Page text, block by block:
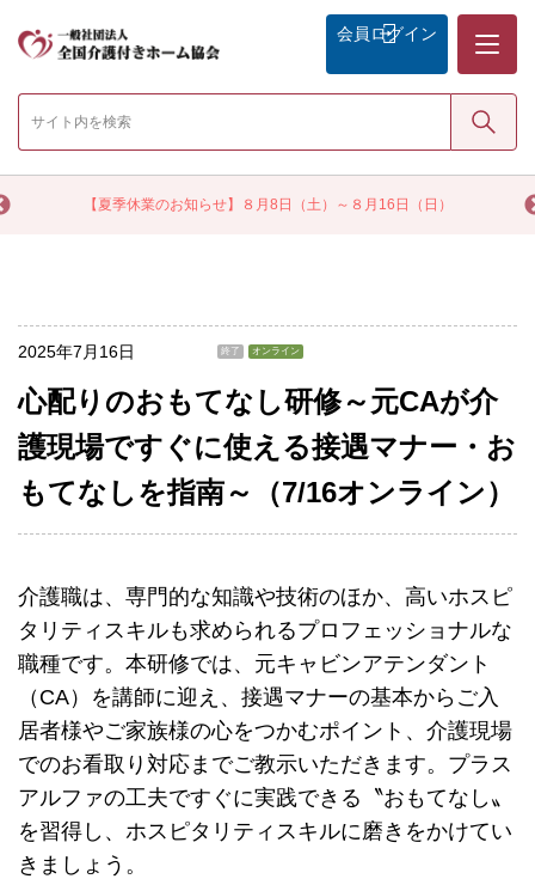
【夏季休業のお知らせ】８月8日（土）～８月16日（日）
会員 ログイン
検索
2025年7月16日 終了 オンライン
心配りのおもてなし研修～元CAが介
護現場ですぐに使える接遇マナー・お
もてなしを指南～（7/16オンライン）
介護職は、専門的な知識や技術のほか、高いホスピ
タリティスキルも求められるプロフェッショナルな
職種です。本研修では、元キャビンアテンダント
（CA）を講師に迎え、接遇マナーの基本からご入
居者様やご家族様の心をつかむポイント、介護現場
でのお看取り対応までご教示いただきます。プラス
アルファの工夫ですぐに実践できる〝おもてなし〟
を習得し、ホスピタリティスキルに磨きをかけてい
きましょう。